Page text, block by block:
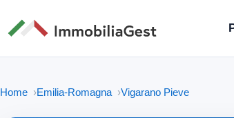
Home Emilia-Romagna Vigarano Pieve